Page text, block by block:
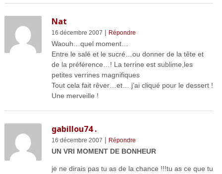
Nat
16 décembre 2007 | Répondre
Waouh…quel moment…
Entre le salé et le sucré…ou donner de la tête et
de la préférence…! La terrine est sublime,les
petites verrines magnifiques
Tout cela fait rêver…et… j’ai cliqué pour le dessert !
Une merveille !
gabillou74 .
16 décembre 2007 | Répondre
UN VRI MOMENT DE BONHEUR
je ne dirais pas tu as de la chance !!!tu as ce que tu